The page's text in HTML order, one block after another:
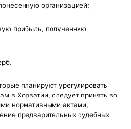
организацией;
прибыль, полученную
планируют урегулировать
в Хорватии, следует принять во
нормативными актами,
предварительных судебных